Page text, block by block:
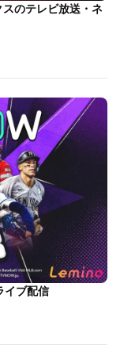
のテレビ放送・ネ
イブ配信